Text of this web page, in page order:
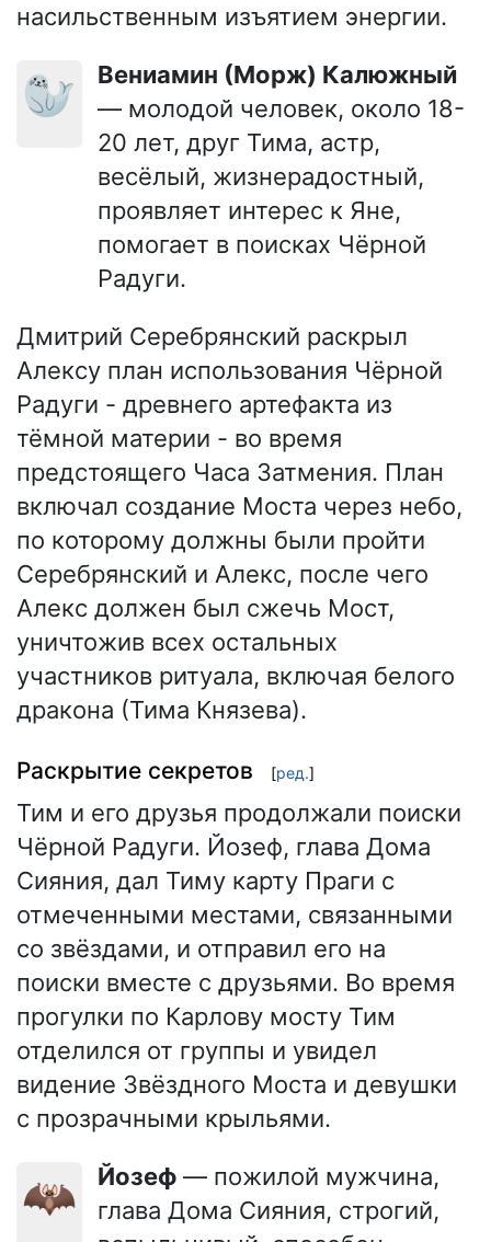
насильственным изъятием энергии.
🦭
Вениамин (Морж) Калюжный
— молодой человек, около 18-
20 лет, друг Тима, астр,
весёлый, жизнерадостный,
проявляет интерес к Яне,
помогает в поисках Чёрной
Радуги.
Дмитрий Серебрянский раскрыл
Алексу план использования Чёрной
Радуги - древнего артефакта из
тёмной материи - во время
предстоящего Часа Затмения. План
включал создание Моста через небо,
по которому должны были пройти
Серебрянский и Алекс, после чего
Алекс должен был сжечь Мост,
уничтожив всех остальных
участников ритуала, включая белого
дракона (Тима Князева).
Раскрытие секретов [ред.]
Тим и его друзья продолжали поиски
Чёрной Радуги. Йозеф, глава Дома
Сияния, дал Тиму карту Праги с
отмеченными местами, связанными
со звёздами, и отправил его на
поиски вместе с друзьями. Во время
прогулки по Карлову мосту Тим
отделился от группы и увидел
видение Звёздного Моста и девушки
с прозрачными крыльями.
🦇 Йозеф — пожилой мужчина,
глава Дома Сияния, строгий,